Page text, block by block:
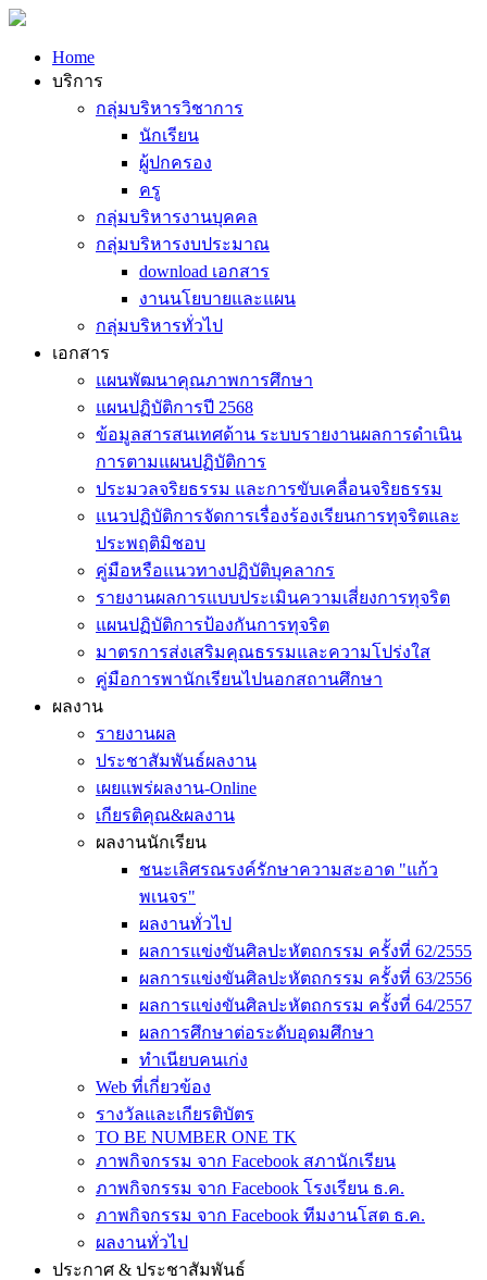
Home
บริการ
กลุ่มบริหารวิชาการ
นักเรียน
ผู้ปกครอง
ครู
กลุ่มบริหารงานบุคคล
กลุ่มบริหารงบประมาณ
download เอกสาร
งานนโยบายและแผน
กลุ่มบริหารทั่วไป
เอกสาร
แผนพัฒนาคุณภาพการศึกษา
แผนปฏิบัติการปี 2568
ข้อมูลสารสนเทศด้าน ระบบรายงานผลการดำเนิน
การตามแผนปฏิบัติการ
ประมวลจริยธรรม และการขับเคลื่อนจริยธรรม
แนวปฏิบัติการจัดการเรื่องร้องเรียนการทุจริตและ
ประพฤติมิชอบ
คู่มือหรือแนวทางปฏิบัติบุคลากร
รายงานผลการแบบประเมินความเสี่ยงการทุจริต
แผนปฏิบัติการป้องกันการทุจริต
มาตรการส่งเสริมคุณธรรมและความโปร่งใส
คู่มือการพานักเรียนไปนอกสถานศึกษา
ผลงาน
รายงานผล
ประชาสัมพันธ์ผลงาน
เผยแพร่ผลงาน-Online
เกียรติคุณ&ผลงาน
ผลงานนักเรียน
ชนะเลิศรณรงค์รักษาความสะอาด "แก้ว
พเนจร"
ผลงานทั่วไป
ผลการแข่งขันศิลปะหัตถกรรม ครั้งที่ 62/2555
ผลการแข่งขันศิลปะหัตถกรรม ครั้งที่ 63/2556
ผลการแข่งขันศิลปะหัตถกรรม ครั้งที่ 64/2557
ผลการศึกษาต่อระดับอุดมศึกษา
ทำเนียบคนเก่ง
Web ที่เกี่ยวข้อง
รางวัลและเกียรติบัตร
TO BE NUMBER ONE TK
ภาพกิจกรรม จาก Facebook สภานักเรียน
ภาพกิจกรรม จาก Facebook โรงเรียน ธ.ค.
ภาพกิจกรรม จาก Facebook ทีมงานโสต ธ.ค.
ผลงานทั่วไป
ประกาศ & ประชาสัมพันธ์